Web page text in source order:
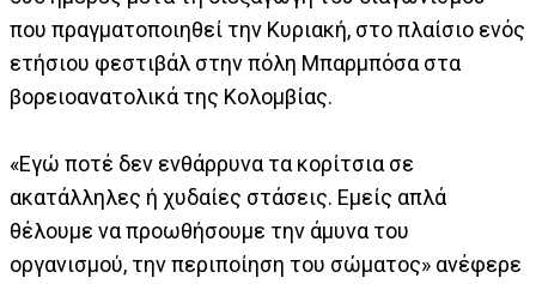
που πραγματοποιηθεί την Κυριακή, στο πλαίσιο ενός
ετήσιου φεστιβάλ στην πόλη Μπαρμπόσα στα
βορειοανατολικά της Κολομβίας.
«Εγώ ποτέ δεν ενθάρρυνα τα κορίτσια σε
ακατάλληλες ή χυδαίες στάσεις. Εμείς απλά
θέλουμε να προωθήσουμε την άμυνα του
οργανισμού, την περιποίηση του σώματος» ανέφερε